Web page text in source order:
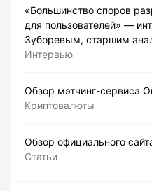
«Большинство споров
для пользователей» —
Зуборевым, старшим
Интервью
Обзор мэтчинг-сервиса
Криптовалюты
Обзор официального
Статьи